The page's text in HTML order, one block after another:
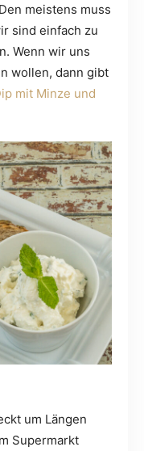
meistens muss
sind einfach zu
Wenn wir uns
wollen, dann gibt
mit Minze und
um Längen
Supermarkt